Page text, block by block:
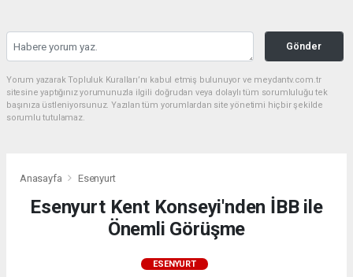
Gönder
Yorum yazarak Topluluk Kuralları’nı kabul etmiş bulunuyor ve meydantv.com.tr
sitesine yaptığınız yorumunuzla ilgili doğrudan veya dolaylı tüm sorumluluğu tek
başınıza üstleniyorsunuz. Yazılan tüm yorumlardan site yönetimi hiçbir şekilde
sorumlu tutulamaz.
Anasayfa Esenyurt
Esenyurt Kent Konseyi'nden İBB ile
Önemli Görüşme
ESENYURT